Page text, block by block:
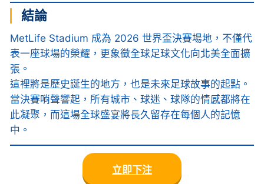
結論
MetLife Stadium 成為 2026 世界盃決賽場地，不僅代
表一座球場的榮耀，更象徵全球足球文化向北美全面擴
張。
這裡將是歷史誕生的地方，也是未來足球故事的起點。
當決賽哨聲響起，所有城市、球迷、球隊的情感都將在
此凝聚，而這場全球盛宴將長久留存在每個人的記憶
中。
立即下注